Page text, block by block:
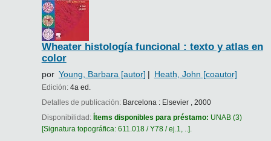
Wheater histología funcional : texto y atlas en
color
por Young, Barbara [autor] Heath, John [coautor]
Edición: 4a ed.
Detalles de publicación: Barcelona : Elsevier , 2000
Disponibilidad: Ítems disponibles para préstamo: UNAB(3)
Signatura topográfica: 611.018 / Y78 / ej.1, .. .